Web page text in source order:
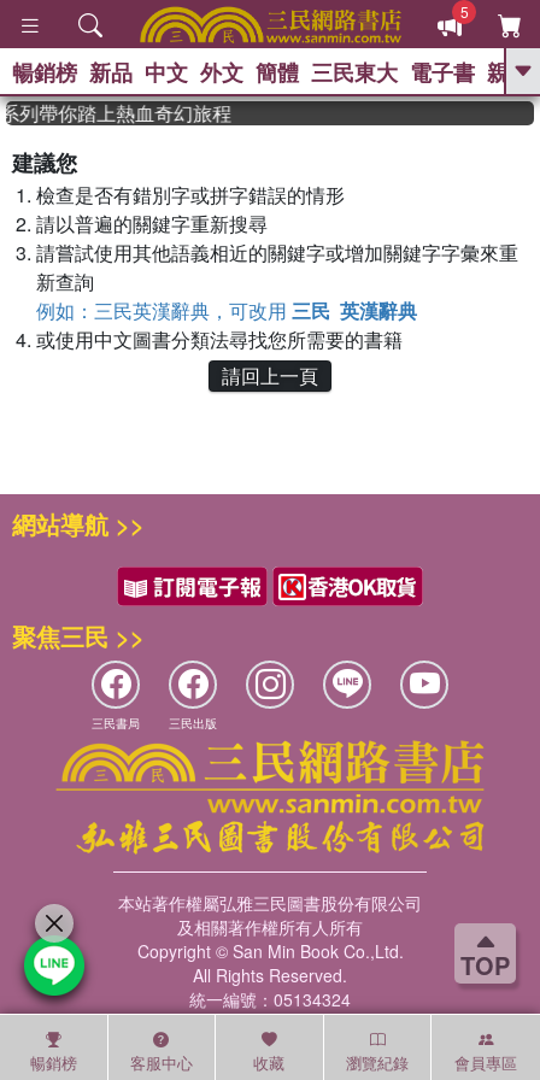
TOP
5
GO
史是一群喵 、
獎 臺灣漫遊錄
登輝時代 、 數學女孩：黎曼猜想 、
暢銷榜 新品 中文 外文 簡體 三民東大 電子書 親子
列帶你踏上熱血奇幻旅程
建議您
檢查是否有錯別字或拼字錯誤的情形
請以普遍的關鍵字重新搜尋
請嘗試使用其他語義相近的關鍵字或增加關鍵字字彙來重
新查詢
例如：三民英漢辭典，可改用 三民 英漢辭典
或使用中文圖書分類法尋找您所需要的書籍
請回上一頁
暢銷榜 客服中心 收藏 瀏覽紀錄 會員專區
網站導航 >>
聚焦三民 >>
三民書局 三民出版
本站著作權屬弘雅三民圖書股份有限公司
及相關著作權所有人所有
Copyright © San Min Book Co.,Ltd.
All Rights Reserved.
統一編號：05134324